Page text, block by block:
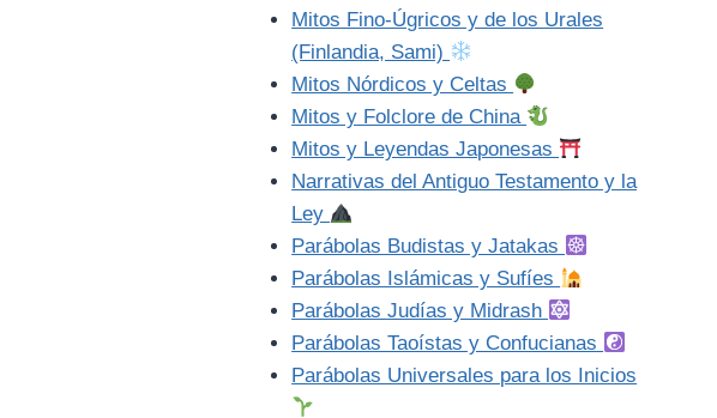
Mitos Fino-Úgricos y de los Urales
(Finlandia, Sami)
Mitos Nórdicos y Celtas
Mitos y Folclore de China
Mitos y Leyendas Japonesas
Narrativas del Antiguo Testamento y la
Ley
Parábolas Budistas y Jatakas
Parábolas Islámicas y Sufíes
Parábolas Judías y Midrash
Parábolas Taoístas y Confucianas
Parábolas Universales para los Inicios